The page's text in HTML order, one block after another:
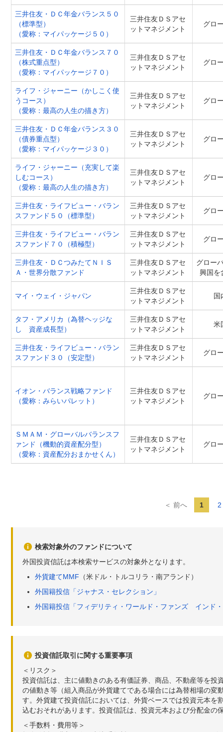
三井住友・ＤＣ年金バランス５０
（標準型）
（愛称：マイパッケージ５０）
三井住友ＤＳアセ
ットマネジメント
グロ
三井住友・ＤＣ年金バランス７０
（株式重点型）
（愛称：マイパッケージ７０）
三井住友ＤＳアセ
ットマネジメント
グロ
ライフ・ジャーニー（かしこく使
うコース）
（愛称：最高の人生の描き方）
三井住友ＤＳアセ
ットマネジメント
グロ
三井住友・ＤＣ年金バランス３０
（債券重点型）
（愛称：マイパッケージ３０）
三井住友ＤＳアセ
ットマネジメント
グロ
ライフ・ジャーニー（充実して楽
しむコース）
（愛称：最高の人生の描き方）
三井住友ＤＳアセ
ットマネジメント
グロ
三井住友・ライフビュー・バラン
スファンド５０（標準型）
三井住友ＤＳアセ
ットマネジメント
グロ
三井住友・ライフビュー・バラン
スファンド７０（積極型）
三井住友ＤＳアセ
ットマネジメント
グロ
三井住友・ＤＣつみたてＮＩＳ
Ａ・世界分散ファンド
三井住友ＤＳアセ
ットマネジメント
グロー
興国を
マイ・ウェイ・ジャパン
三井住友ＤＳアセ
ットマネジメント
国
タフ・アメリカ（為替ヘッジな
し 資産成長型）
三井住友ＤＳアセ
ットマネジメント
米
三井住友・ライフビュー・バラン
スファンド３０（安定型）
三井住友ＤＳアセ
ットマネジメント
グロ
イオン・バランス戦略ファンド
（愛称：みらいパレット）
三井住友ＤＳアセ
ットマネジメント
グロ
ＳＭＡＭ・グローバルバランスフ
ァンド（機動的資産配分型）
（愛称：資産配分おまかせくん）
三井住友ＤＳアセ
ットマネジメント
グロ
＜ 前へ 1 2
検索対象外のファンドについて
外国投資信託は本検索サービスの対象外となります。
外貨建てMMF （米ドル・トルコリラ・南アランド）
外国籍投信「ジャナス・セレクション」
外国籍投信「フィデリティ・ワールド・ファンズ インド
投資信託取引に関する重要事項
＜リスク＞
投資信託は、主に値動きのある有価証券、商品、不動産等を
の値動き等（組入商品が外貨建てである場合には為替相場の
す。外貨建て投資信託においては、外貨ベースでは投資元本
込むおそれがあります。投資信託は、投資元本および分配金の
＜手数料・費用等＞